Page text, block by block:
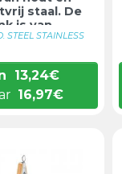
staal. De
is van ...
STEEL STAINLESS
13,24€
16,97€